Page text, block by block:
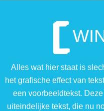
Alles wat hier staat is
het grafische effect van
een voorbeeldtekst.
uiteindelijke tekst, die nu